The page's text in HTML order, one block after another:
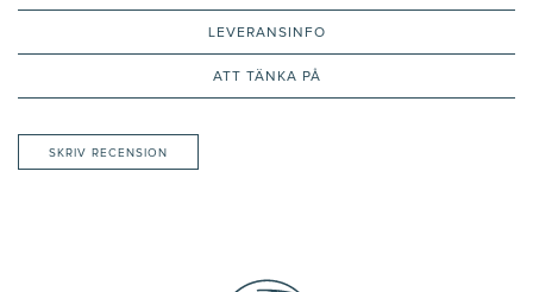
LEVERANSINFO
ATT TÄNKA PÅ
SKRIV RECENSION